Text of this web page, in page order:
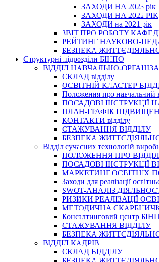
ЗАХОДИ НА 2023 рік
ЗАХОДИ НА 2022 РІК
ЗАХОДИ на 2021 рік
3BIT ПРО РОБОТУ
РЕЙТИНГ НАУКОВО-
БЕЗПЕКА
Структурні підрозділи БІНПО
ВІДДІЛ НАВЧАЛЬНО-
СКЛАД відділу
ОСВІТНІЙ КЛАСТЕР
Положення про навчальний
ПОСАДОВІ ІНСТРУКЦІЇ
ПЛАН-ГРАФІК
КОНТАКТИ відділу
СТАЖУВАННЯ ВІДДІЛУ
БЕЗПЕКА
Відділ сучасних технологій
ПОЛОЖЕННЯ ПРО
ПОСАДОВІ ІНСТРУКЦІЇ
МАРКЕТИНГ ОСВІТНІХ
Заходи для реалізації
SWOT-АНАЛІЗ
РИЗИКИ РЕАЛІЗАЦІЇ
МЕТОДИЧНА
Консалтинговий центр
СТАЖУВАННЯ ВІДДІЛУ
БЕЗПЕКА
ВІДДІЛ КАДРІВ
СКЛАД ВІДДІЛУ
БЕЗПЕКА